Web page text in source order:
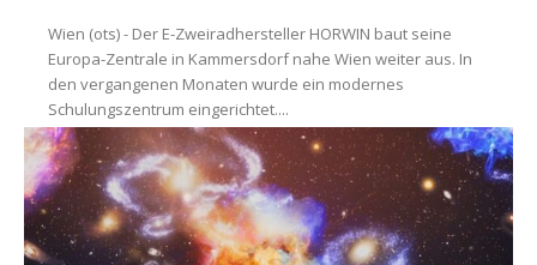
Wien (ots) - Der E-Zweiradhersteller HORWIN baut seine
Europa-Zentrale in Kammersdorf nahe Wien weiter aus. In
den vergangenen Monaten wurde ein modernes
Schulungszentrum eingerichtet....